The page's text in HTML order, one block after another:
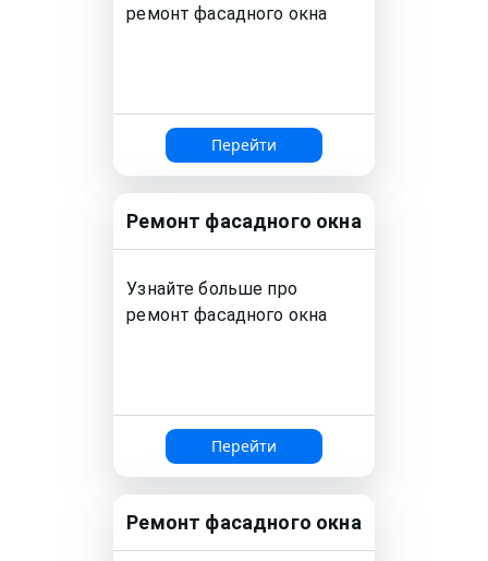
ремонтфасадного окна
Перейти
Ремонт фасадного окна
Узнайте больше про
ремонтфасадного окна
Перейти
Ремонт фасадного окна